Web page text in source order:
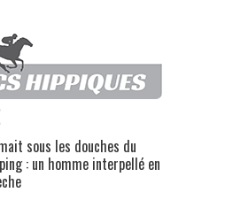
sous les douches du
: un homme interpellé en